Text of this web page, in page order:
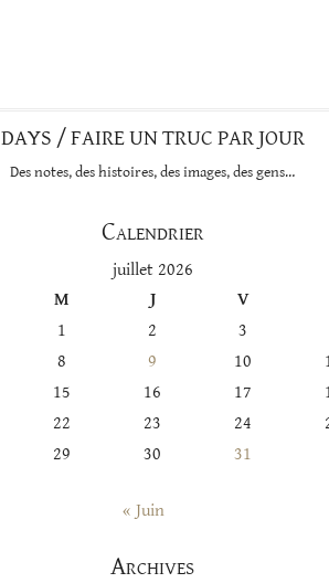
DAYS / FAIRE UN TRUC PAR JOUR
Des notes, des histoires, des images, des gens…
Calendrier
juillet 2026
M J
V
1
2
3
8 9 10
15 16 17
22 23 24
29 30 31
« Juin
Archives